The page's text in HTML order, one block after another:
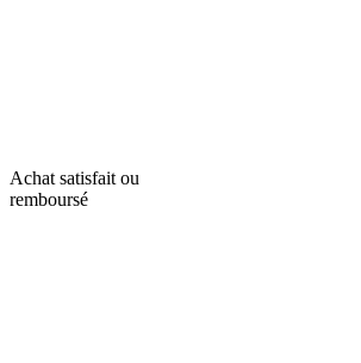
Achat satisfait ou
remboursé